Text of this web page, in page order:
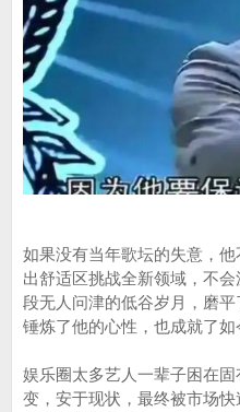
如果没有当年歌坛的失意，
出舒适区挑战全新领域，不
段无人问津的低谷岁月，磨
锤炼了他的心性，也成就了如
娱乐圈太多艺人一辈子困在
变，安于现状，最终被市场